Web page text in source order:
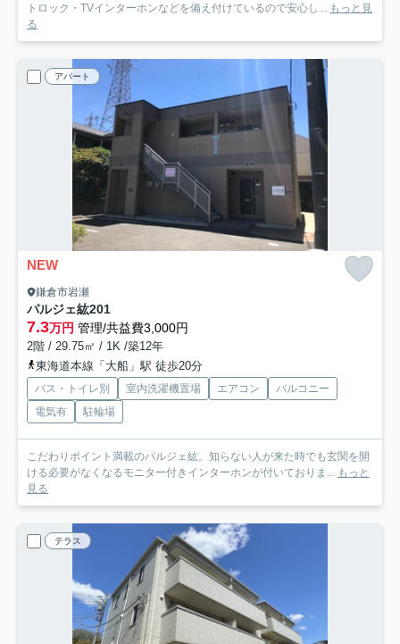
トロック・TVインターホンなどを備え付けているので安心し... もっと見
る
アパート
NEW
鎌倉市岩瀬
パルジェ紘201
7.3万円 管理/共益費3,000円
2階 / 29.75㎡ / 1K /築12年
東海道本線「大船」駅 徒歩20分
バス・トイレ別 室内洗濯機置場 エアコン
バルコニー
電気有
駐輪場
こだわりポイント満載のパルジェ紘。知らない人が来た時でも玄関を開
ける必要がなくなるモニター付きインターホンが付いておりま... もっと
見る
テラス